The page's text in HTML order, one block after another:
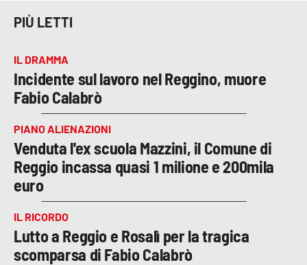
PIÙ LETTI
IL DRAMMA
Incidente sul lavoro nel Reggino, muore
Fabio Calabrò
PIANO ALIENAZIONI
Venduta l'ex scuola Mazzini, il Comune di
Reggio incassa quasi 1 milione e 200mila
euro
IL RICORDO
Lutto a Reggio e Rosalì per la tragica
scomparsa di Fabio Calabrò